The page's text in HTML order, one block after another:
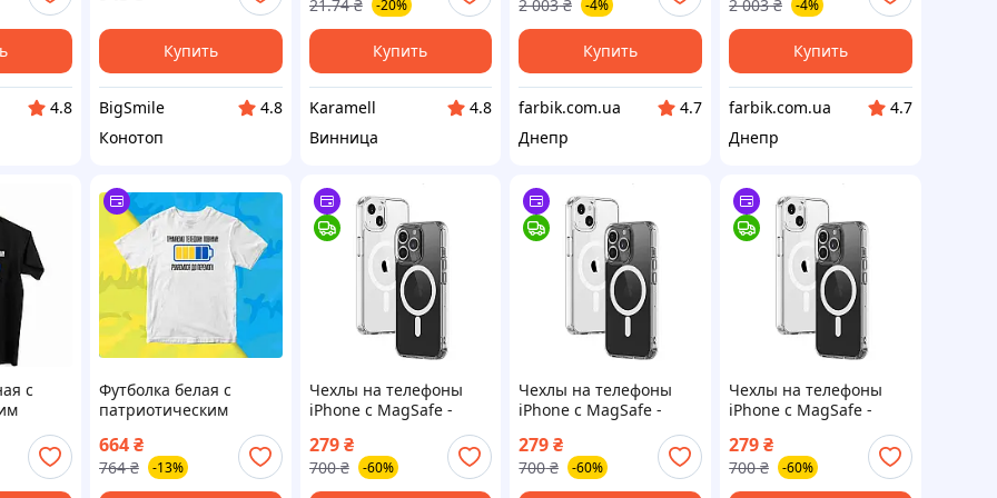
4.8
Купить
BigSmile
4.8
Конотоп
наушников совместим
с Ipad Iphone Samsung
Galaxy телефоны
21.74 ₴ -20%
Купить
Karamell
4.8
Винница
"Экстренные
телефоны"
самоклеющаяся с
2 003 ₴ -4%
Купить
farbik.com.ua
4.7
Днепр
"Экстренные
телефоны"
самоклеющаяся с
2 003 ₴ -4%
Купить
farbik.com.ua
4.7
Днепр
с
Футболка белая с
патриотическим
телефоны полными.
Движемся в победе"
Push IT
664₴
764 ₴ -13%
Чехлы на телефоны
iPhone с MagSafe -
279 ₴
700 ₴ -60%
Чехлы на телефоны
iPhone с MagSafe -
279₴
700 ₴ -60%
Чехлы на телефоны
iPhone с MagSafe -
279₴
700 ₴ -60%